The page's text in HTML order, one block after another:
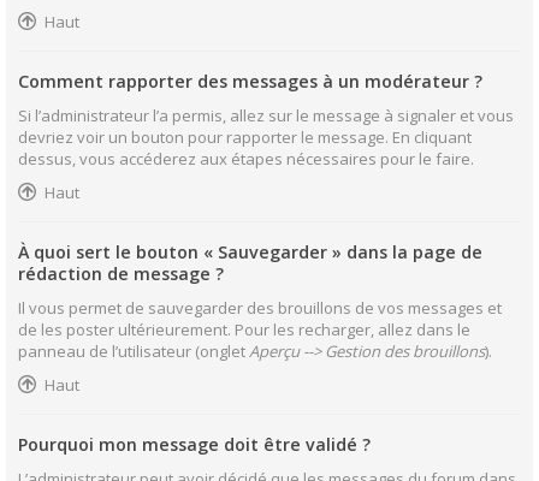
Haut
Comment rapporter des messages à un modérateur ?
Si l’administrateur l’a permis, allez sur le message à signaler et vous
devriez voir un bouton pour rapporter le message. En cliquant
dessus, vous accéderez aux étapes nécessaires pour le faire.
Haut
À quoi sert le bouton « Sauvegarder » dans la page de
rédaction de message ?
Il vous permet de sauvegarder des brouillons de vos messages et
de les poster ultérieurement. Pour les recharger, allez dans le
panneau de l’utilisateur (ongletAperçu --> Gestion des brouillons).
Haut
Pourquoi mon message doit être validé ?